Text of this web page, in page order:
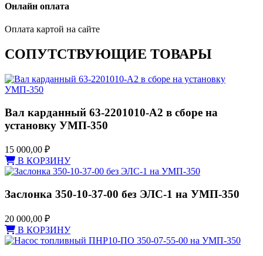
Онлайн оплата
Оплата картой на сайте
СОПУТСТВУЮЩИЕ ТОВАРЫ
Вал карданный 63-2201010-А2 в сборе на
установку УМП-350
15 000,00 ₽
В КОРЗИНУ
Заслонка 350-10-37-00 без ЭЛС-1 на УМП-350
20 000,00 ₽
В КОРЗИНУ